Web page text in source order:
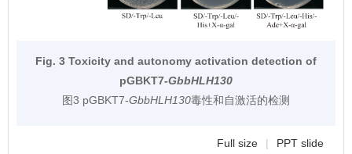
Fig. 3 Toxicity and autonomy activation detection of
pGBKT7-GbbHLH130
图3 pGBKT7-GbbHLH130毒性和自激活的检测
Full size | PPT slide